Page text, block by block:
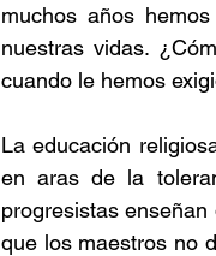
muchos años
nuestras vidas.
cuando le hemos
La educación
en aras de la
progresistas
que los maestros no